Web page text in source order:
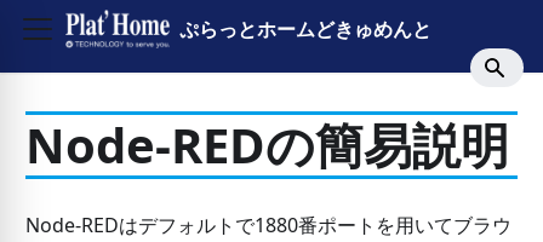
ぷらっとホームどきゅめんと
Node-REDの簡易説明
Node-REDはデフォルトで1880番ポートを用いてブラウ